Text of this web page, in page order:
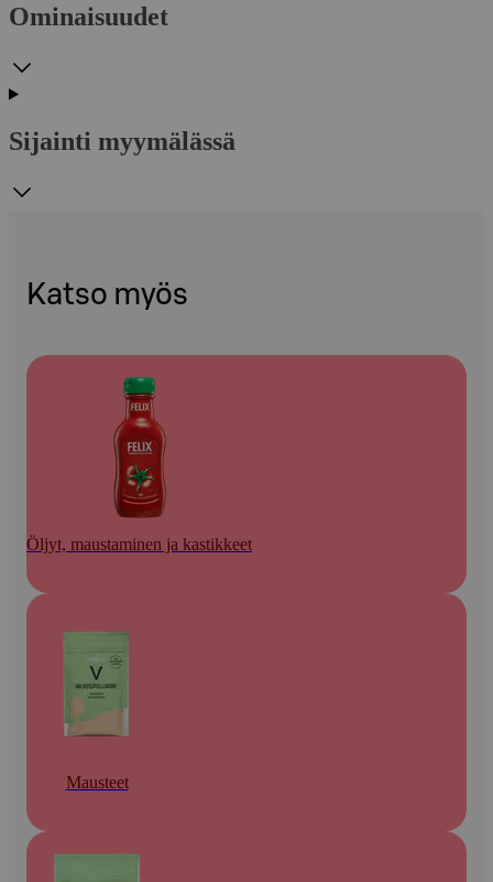
Ominaisuudet
Sijainti myymälässä
Katso myös
Öljyt, maustaminen ja kastikkeet
Mausteet